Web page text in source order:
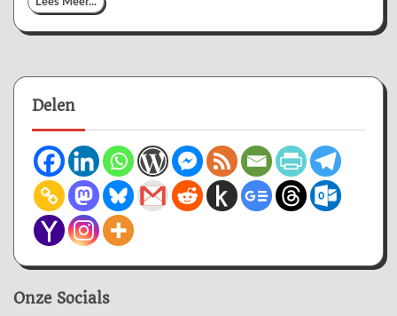
Delen
Onze Socials